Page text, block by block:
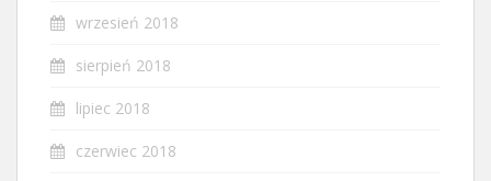
wrzesień 2018
sierpień 2018
lipiec 2018
czerwiec 2018